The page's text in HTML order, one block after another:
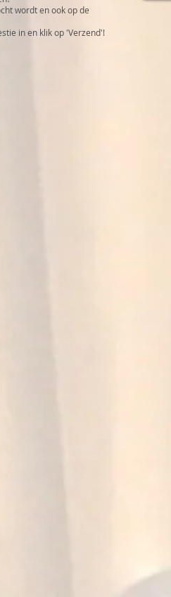
wordt en ook op de
in en klik op 'Verzend'!